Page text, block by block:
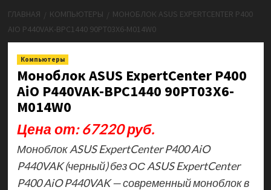
ГЛАВНАЯ КОМПЬЮТЕРЫ
МОНОБЛОК ASUS EXPERTCENTER P400
AIO P440VAK-BPC1440 90PT03X6-M014W0
Компьютеры
Моноблок ASUS ExpertCenter P400
AiO P440VAK-BPC1440 90PT03X6-
M014W0
Цена от: 67220 руб.
Моноблок ASUS ExpertCenter P400 AiO
P440VAK (черный) без ОС ASUS ExpertCenter
P400 AiO P440VAK — современный моноблок в